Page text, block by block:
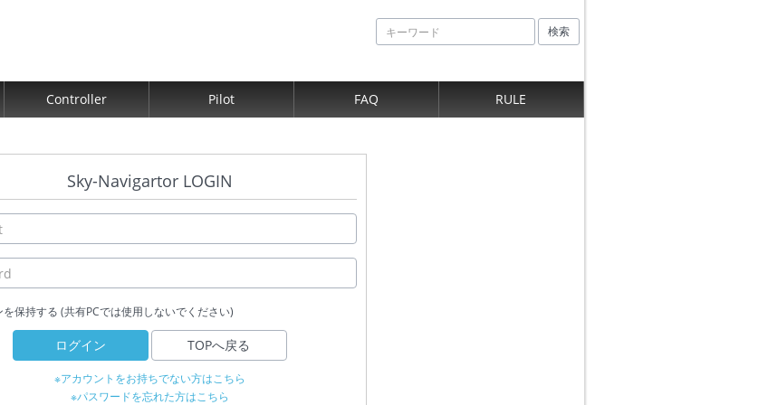
検索
Controller Pilot FAQ RULE
Sky-Navigartor LOGIN
を保持する (共有PCでは使用しないでください)
ログイン TOPへ戻る
※アカウントをお持ちでない方はこちら
※パスワードを忘れた方はこちら